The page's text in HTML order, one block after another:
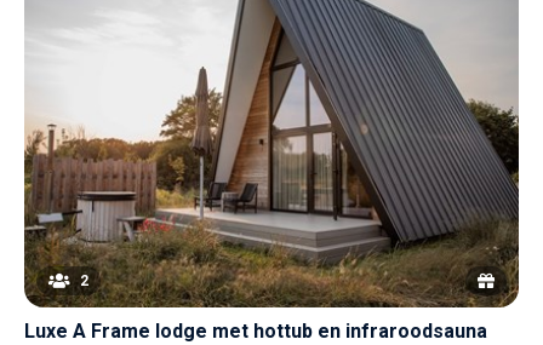
2
Luxe A Frame lodge met hottub en infraroodsauna